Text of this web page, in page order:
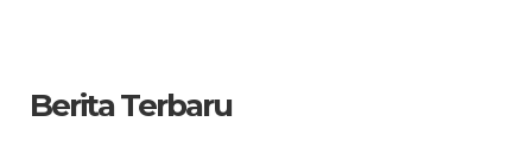
Berita Terbaru